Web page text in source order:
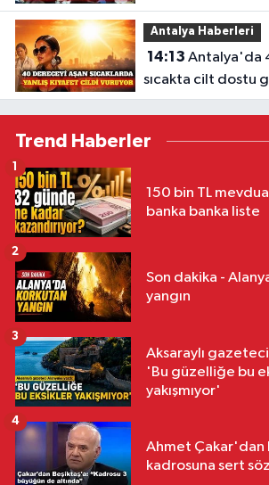
Antalya Haberleri
14:13
sıcakta cilt dostu
Trend Haberler
150 bin TL
banka banka liste
1
Son dakika -
yangın
2
Aksaraylı
'Bu güzelliğe bu
yakışmıyor'
3
Ahmet Çakar'dan
kadrosuna sert
4